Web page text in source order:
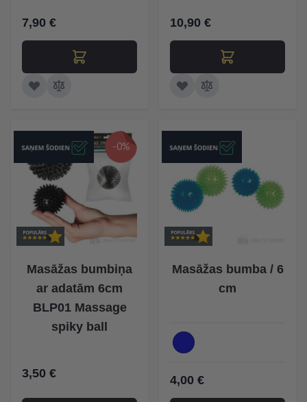
7,90 € 10,90 €
-0%
Masāžas bumbiņa
ar adatām 6cm
BLP01 Massage
spiky ball
3,50 €
Masāžas bumba / 6
cm
4,00 €